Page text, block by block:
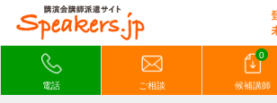
電話 ご相談
0
候補講師